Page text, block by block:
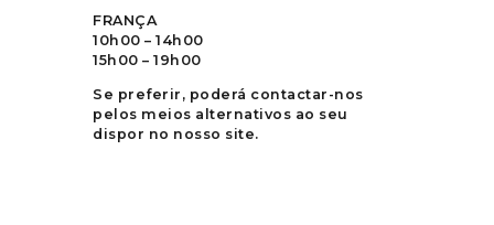
FRANÇA
10h00 – 14h00
15h00 – 19h00
Se preferir, poderá contactar-nos
pelos meios alternativos ao seu
dispor no nosso site.